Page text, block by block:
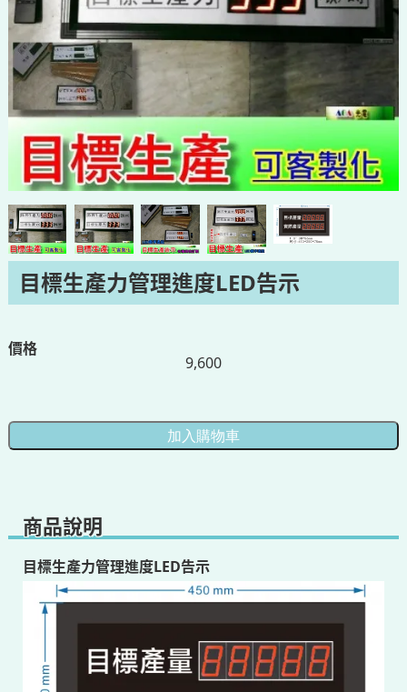
目標生產力管理進度LED告示
價格
9,600
商品說明
目標生產力管理進度LED告示